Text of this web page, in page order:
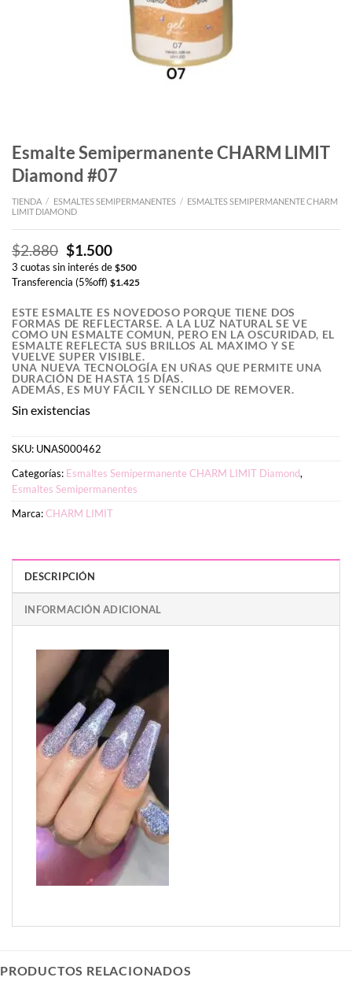
Esmalte Semipermanente CHARM LIMIT
Diamond #07
TIENDA / ESMALTES SEMIPERMANENTES / ESMALTES SEMIPERMANENTE CHARM
LIMIT DIAMOND
$2.880 El
precio
original
$2.880.
$1.500El
precio
actual
$1.500.
3 cuotas sin interés de $500
Transferencia (5%off) $1.425
ESTE ESMALTE ES NOVEDOSO PORQUE TIENE DOS
FORMAS DE REFLECTARSE. A LA LUZ NATURAL SE VE
COMO UN ESMALTE COMUN, PERO EN LA OSCURIDAD, EL
ESMALTE REFLECTA SUS BRILLOS AL MAXIMO Y SE
VUELVE SUPER VISIBLE.
UNA NUEVA TECNOLOGÍA EN UÑAS QUE PERMITE UNA
DURACIÓN DE HASTA 15 DÍAS.
ADEMÁS, ES MUY FÁCIL Y SENCILLO DE REMOVER.
Sin existencias
SKU: UNAS000462
Categorías: Esmaltes Semipermanente CHARM LIMIT Diamond,
Esmaltes Semipermanentes
Marca:CHARM LIMIT
DESCRIPCIÓN
INFORMACIÓN ADICIONAL
PRODUCTOS RELACIONADOS